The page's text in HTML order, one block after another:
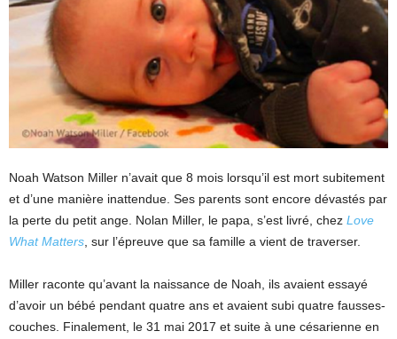
Noah Watson Miller n’avait que 8 mois lorsqu’il est mort subitement
et d’une manière inattendue. Ses parents sont encore dévastés par
la perte du petit ange. Nolan Miller, le papa, s’est livré, chez Love
What Matters , sur l’épreuve que sa famille a vient de traverser.
Miller raconte qu’avant la naissance de Noah, ils avaient essayé
d’avoir un bébé pendant quatre ans et avaient subi quatre fausses-
couches. Finalement, le 31 mai 2017 et suite à une césarienne en